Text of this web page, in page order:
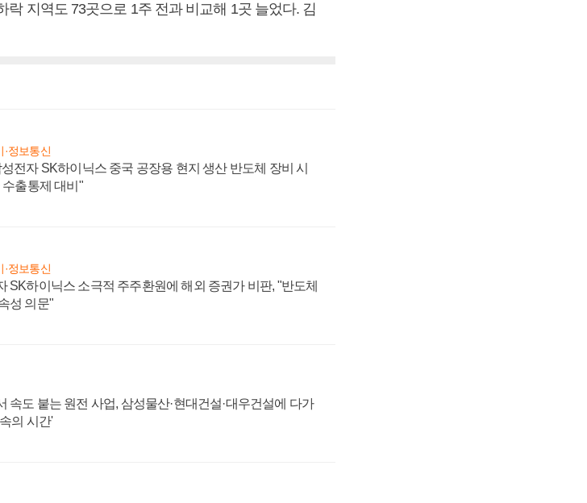
락 지역도 73곳으로 1주 전과 비교해 1곳 늘었다. 김
·정보통신
전자 SK하이닉스 중국 공장용 현지 생산 반도체 장비 시
수출통제 대비"
·정보통신
SK하이닉스 소극적 주주환원에 해외 증권가 비판, "반도체
성 의문"
속도 붙는 원전 사업, 삼성물산·현대건설·대우건설에 다가
의 시간'